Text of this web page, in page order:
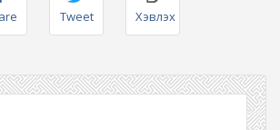
Tweet Хэвлэх